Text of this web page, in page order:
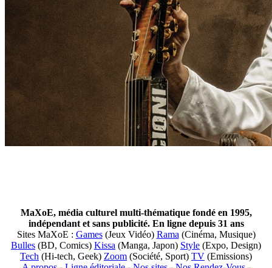
MaXoE, média culturel multi-thématique fondé en 1995,
indépendant et sans publicité. En ligne depuis 31 ans
Sites MaXoE : Games(Jeux Vidéo) Rama (Cinéma, Musique)
Bulles (BD, Comics) Kissa (Manga, Japon) Style (Expo, Design)
Tech (Hi-tech, Geek) Zoom (Société, Sport) TV (Emissions)